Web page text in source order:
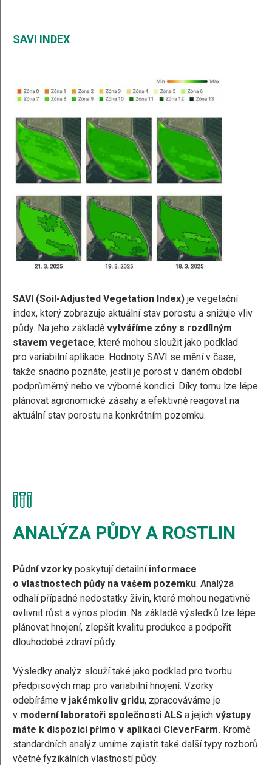
SAVI INDEX
SAVI (Soil-Adjusted Vegetation Index) je vegetační
index, který zobrazuje aktuální stav porostu a snižuje vliv
půdy. Na jeho základě vytváříme zóny s rozdílným
stavem vegetace, které mohou sloužit jako podklad
pro variabilní aplikace. Hodnoty SAVI se mění v čase,
takže snadno poznáte, jestli je porost v daném období
podprůměrný nebo ve výborné kondici. Díky tomu lze lépe
plánovat agronomické zásahy a efektivně reagovat na
aktuální stav porostu na konkrétním pozemku.
ANALÝZA PŮDY A ROSTLIN
Půdní vzorky poskytují detailní informace
o vlastnostech půdy na vašem pozemku. Analýza
odhalí případné nedostatky živin, které mohou negativně
ovlivnit růst a výnos plodin. Na základě výsledků lze lépe
plánovat hnojení, zlepšit kvalitu produkce a podpořit
dlouhodobé zdraví půdy.
Výsledky analýz slouží také jako podklad pro tvorbu
předpisových map pro variabilní hnojení. Vzorky
odebíráme v jakémkoliv gridu, zpracováváme je
v moderní laboratoři společnosti ALS a jejich výstupy
máte k dispozici přímo v aplikaci CleverFarm. Kromě
standardních analýz umíme zajistit také další typy rozborů
včetně fyzikálních vlastností půdy.